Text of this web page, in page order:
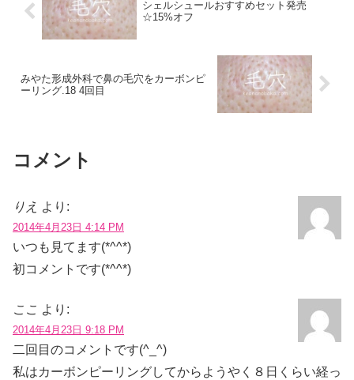
シェルシュールおすすめセット発売
☆15%オフ
みやた形成外科で鼻の毛穴をカーボンピ
ーリング.18 4回目
コメント
りえ より:
2014年4月23日 4:14 PM
いつも見てます(*^^*)
初コメントです(*^^*)
ここ より:
2014年4月23日 9:18 PM
二回目のコメントです(^_^)
私はカーボンピーリングしてからようやく８日くらい経っ